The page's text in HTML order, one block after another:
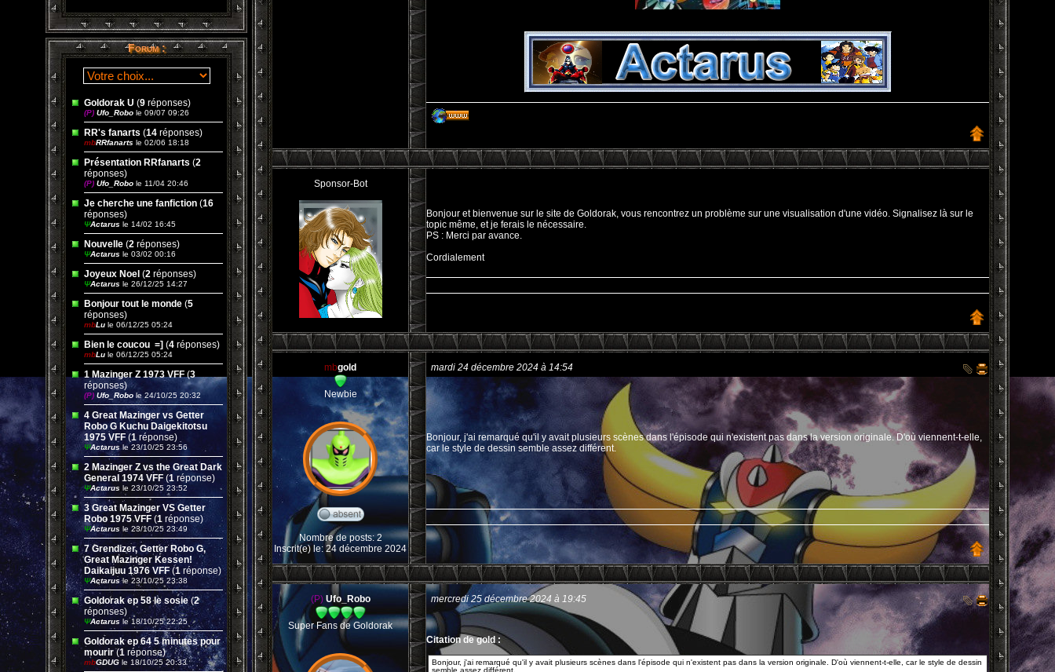
Forum :
Goldorak U (9 réponses)
(P) Ufo_Robo le 09/07 09:26
RR's fanarts (14 réponses)
mbRRfanarts le 02/06 18:18
Présentation RRfanarts (2
réponses)
(P) Ufo_Robo le 11/04 20:46
Je cherche une fanfiction (16
réponses)
ΨActarus le 14/02 16:45
Nouvelle (2 réponses)
ΨActarus le 03/02 00:16
Joyeux Noel (2 réponses)
ΨActarus le 26/12/25 14:27
Bonjour tout le monde (5
réponses)
mbLu le 06/12/25 05:24
Bien le coucou ‌ =] (4 réponses)
mbLu le 06/12/25 05:24
1 Mazinger Z 1973 VFF(3
réponses)
(P) Ufo_Robo le 24/10/25 20:32
4 Great Mazinger vs Getter
Robo G Kuchu Daigekitotsu
1975 VFF (1 réponse)
ΨActarusle 23/10/25 23:56
2 Mazinger Z vs the Great Dark
General 1974 VFF (1 réponse)
ΨActarus le 23/10/25 23:52
3 Great Mazinger VS Getter
Robo 1975 VFF (1 réponse)
ΨActarus le 23/10/25 23:49
7 Grendizer, Getter Robo G,
Great Mazinger Kessen!
Daikaijuu 1976 VFF(1réponse)
ΨActarusle 23/10/25 23:38
Goldorak ep 58 le sosie(2
réponses)
ΨActarus le 18/10/25 22:25
Goldorak ep 64 5 minutes pour
mourir(1 réponse)
mbGDUG le 18/10/25 20:33
Sponsor-Bot
Bonjour et bienvenue sur le site de Goldorak, vous rencontrez un problème sur une visualisation d'une vidéo. Signalisez là sur le
topic même, et je ferais le nécessaire.
PS : Merci par avance.
Cordialement
mbgold
Newbie
Nombre de posts: 2
Inscrit(e) le: 24 décembre 2024
mardi 24 décembre 2024 à 14:54
Bonjour, j'ai remarqué qu'il y avait plusieurs scènes dans l'épisode qui n'existent pas dans la version originale. D'où viennent-t-elle,
car le style de dessin semble assez différent.
(P) Ufo_Robo
Super Fans de Goldorak
mercredi 25 décembre 2024 à 19:45
Citation de gold :
Bonjour, j'ai remarqué qu'il y avait plusieurs scènes dans l'épisode qui n'existent pas dans la version originale. D'où viennent-t-elle, car le style de dessin
semble assez différent.